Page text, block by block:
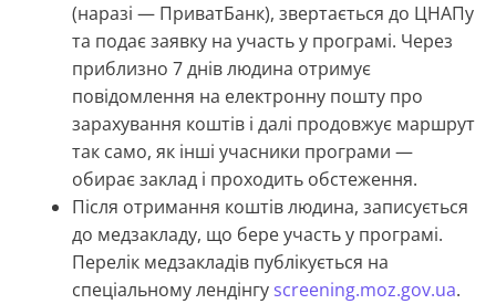
(наразі — ПриватБанк), звертається до ЦНАПу
та подає заявку на участь у програмі. Через
приблизно 7 днів людина отримує
повідомлення на електронну пошту про
зарахування коштів і далі продовжує маршрут
так само, як інші учасники програми —
обирає заклад і проходить обстеження.
Після отримання коштів людина, записується
до медзакладу, що бере участь у програмі.
Перелік медзакладів публікується на
спеціальному лендінгу screening.moz.gov.ua.